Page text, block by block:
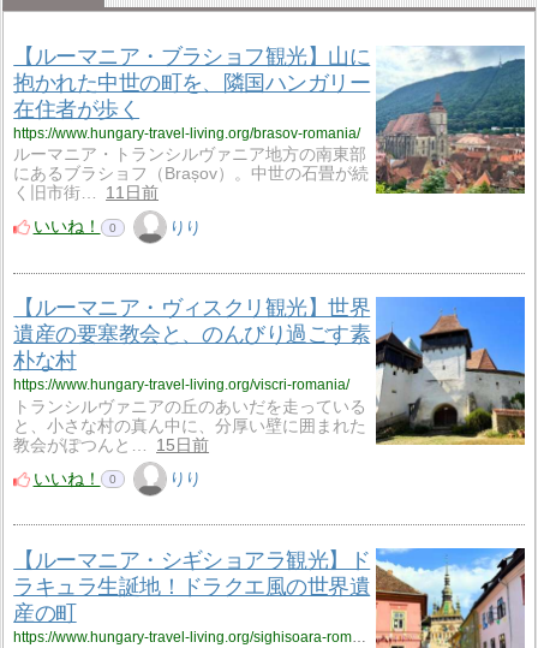
【ルーマニア・ブラショフ観光】山に
抱かれた中世の町を、隣国ハンガリー
在住者が歩く
https://www.hungary-travel-living.org/brasov-romania/
ルーマニア・トランシルヴァニア地方の南東部
にあるブラショフ（Brașov）。中世の石畳が続
く旧市街…
11日前
いいね！
0 りり
【ルーマニア・ヴィスクリ観光】世界
遺産の要塞教会と、のんびり過ごす素
朴な村
https://www.hungary-travel-living.org/viscri-romania/
トランシルヴァニアの丘のあいだを走っている
と、小さな村の真ん中に、分厚い壁に囲まれた
教会がぽつんと…
15日前
いいね！
0 りり
【ルーマニア・シギショアラ観光】ド
ラキュラ生誕地！ドラクエ風の世界遺
産の町